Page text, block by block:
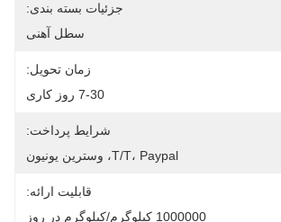
جزئیات بسته بندی:
سطل آهنی
زمان تحویل:
7-30 روز کاری
شرایط پرداخت:
T/T، Paypal، وسترین یونیون
قابلیت ارائه:
1000000 کیلوگرم/کیلوگرم در روز